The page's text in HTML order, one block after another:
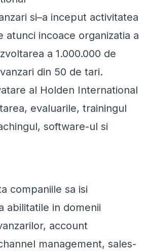
si–a inceput activitatea
atunci incoace organizatia a
a 1.000.000 de
din 50 de tari.
al Holden International
evaluarile, trainingul
software-ul si
companiile sa isi
abilitatile in domenii
account
management, sales-